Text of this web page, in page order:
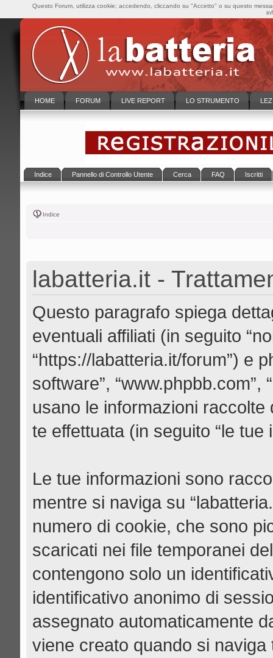
HOME FORUM LIVE REPORT LO STRUMENTO
Indice Pannello di Controllo Utente Cerca FAQ Iscritti
Indice
labatteria.it -
Questo paragrafo spiega
eventuali affiliati (in seguito
“https://labatteria.it/forum”) e
software”, “www.phpbb.com”,
usano le informazioni raccolte
te effettuata (in seguito “le tue
Le tue informazioni sono
mentre si naviga su
numero di cookie, che sono
scaricati nei file temporanei
contengono solo un
identificativo anonimo di
assegnato automaticamente
viene creato quando si naviga
Questo Forum, utilizza cookie; accedendo, cliccando su "Accetto" o su questo